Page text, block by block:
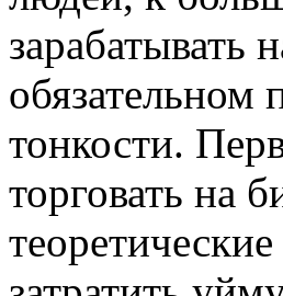
зарабатывать
обязательном
тонкости.
торговать на